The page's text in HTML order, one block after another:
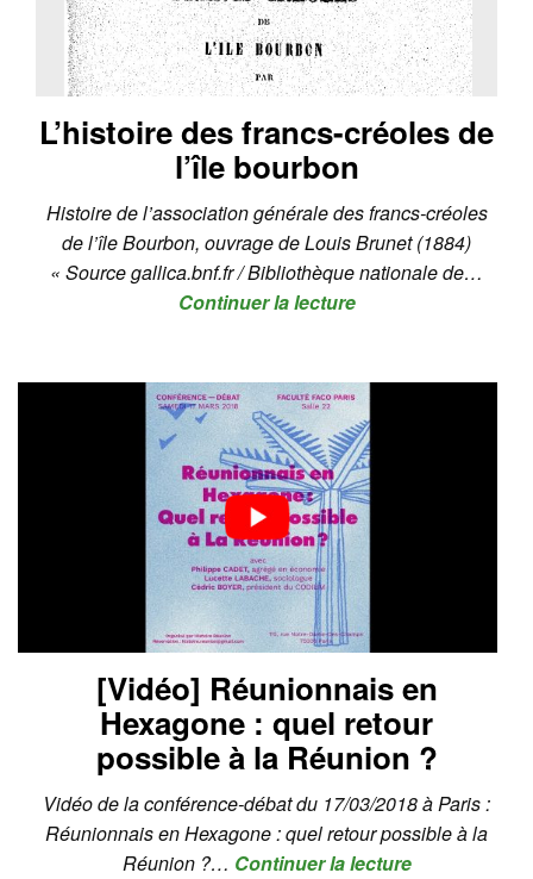
L’histoire des francs-créoles de
l’île bourbon
Histoire de l’association générale des francs-créoles
de l’île Bourbon, ouvrage de Louis Brunet (1884)
« Source gallica.bnf.fr / Bibliothèque nationale de…
Continuer la lecture
[Vidéo] Réunionnais en
Hexagone : quel retour
possible à la Réunion ?
Vidéo de la conférence-débat du 17/03/2018 à Paris :
Réunionnais en Hexagone : quel retour possible à la
Réunion ?… Continuer la lecture